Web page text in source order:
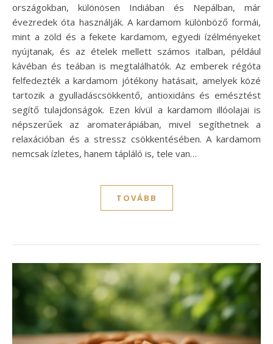
országokban, különösen Indiában és Nepálban, már
évezredek óta használják. A kardamom különböző formái,
mint a zöld és a fekete kardamom, egyedi ízélményeket
nyújtanak, és az ételek mellett számos italban, például
kávéban és teában is megtalálhatók. Az emberek régóta
felfedezték a kardamom jótékony hatásait, amelyek közé
tartozik a gyulladáscsökkentő, antioxidáns és emésztést
segítő tulajdonságok. Ezen kívül a kardamom illóolajai is
népszerűek az aromaterápiában, mivel segíthetnek a
relaxációban és a stressz csökkentésében. A kardamom
nemcsak ízletes, hanem tápláló is, tele van…
TOVÁBB